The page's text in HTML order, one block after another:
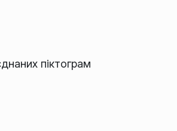
піктограм